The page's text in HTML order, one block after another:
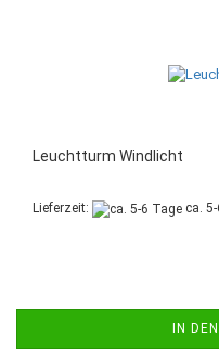
Leuchtturm Windlicht
Lieferzeit: ca.
IN